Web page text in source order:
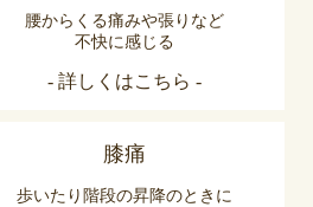
腰からくる痛みや張りなど
不快に感じる
- 詳しくはこちら -
膝痛
歩いたり階段の昇降のときに